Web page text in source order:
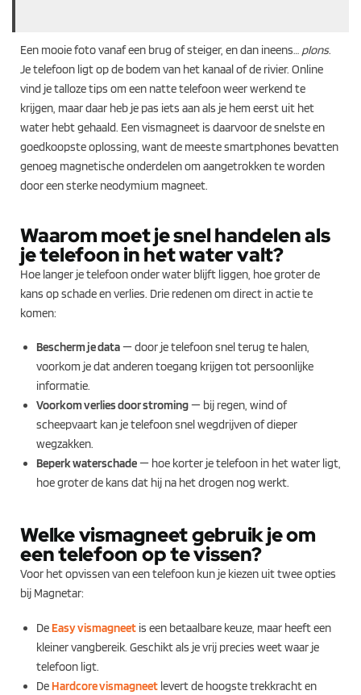
Een mooie foto vanaf een brug of steiger, en dan ineens… plons.
Je telefoon ligt op de bodem van het kanaal of de rivier. Online
vind je talloze tips om een natte telefoon weer werkend te
krijgen, maar daar heb je pas iets aan als je hem eerst uit het
water hebt gehaald. Een vismagneet is daarvoor de snelste en
goedkoopste oplossing, want de meeste smartphones bevatten
genoeg magnetische onderdelen om aangetrokken te worden
door een sterke neodymium magneet.
Waarom moet je snel handelen als
je telefoon in het water valt?
Hoe langer je telefoon onder water blijft liggen, hoe groter de
kans op schade en verlies. Drie redenen om direct in actie te
komen:
Bescherm je data— door je telefoon snel terug te halen,
voorkom je dat anderen toegang krijgen tot persoonlijke
informatie.
Voorkom verlies door stroming— bij regen, wind of
scheepvaart kan je telefoon snel wegdrijven of dieper
wegzakken.
Beperk waterschade— hoe korter je telefoon in het water ligt,
hoe groter de kans dat hij na het drogen nog werkt.
Welke vismagneet gebruik je om
een telefoon op te vissen?
Voor het opvissen van een telefoon kun je kiezen uit twee opties
bij Magnetar:
De Easy vismagneet is een betaalbare keuze, maar heeft een
kleiner vangbereik. Geschikt als je vrij precies weet waar je
telefoon ligt.
De Hardcore vismagneet levert de hoogste trekkracht en